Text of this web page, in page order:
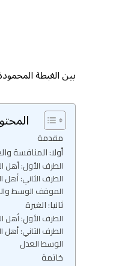
بين الغبطة
مقدمة
أولا: المنافسة
الطرف الأول: أهل
الطرف الثاني: أهل
الموقف الوسط
ثانيا: الغيرة
الطرف الأول: أهل
الطرف الثاني: أهل
الوسط العدل
خاتمة